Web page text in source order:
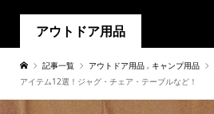
アウトドア用品
記事一覧 アウトドア用品 , キャンプ用品
アイテム12選！ジャグ・チェア・テーブルなど！